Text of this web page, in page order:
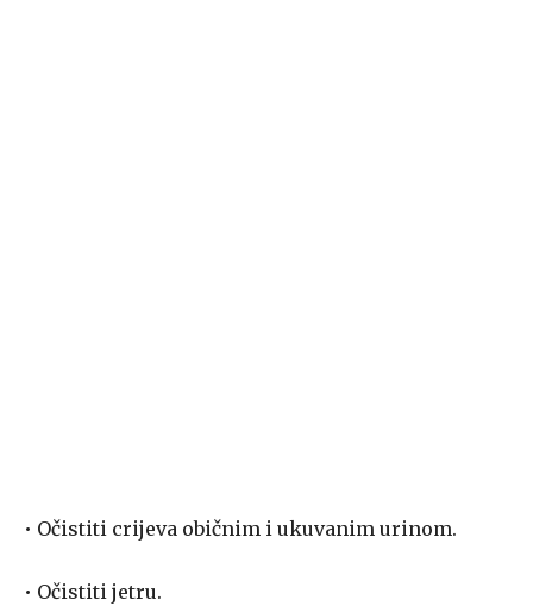
• Očistiti crijeva običnim i ukuvanim urinom.
• Očistiti jetru.